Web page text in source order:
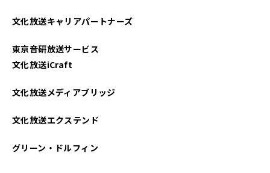
2023年11月
2023年10月
2023年09月
文化放送キャリアパートナーズ
東京音研放送サービス
文化放送iCraft
文化放送メディアブリッジ
文化放送エクステンド
グリーン・ドルフィン